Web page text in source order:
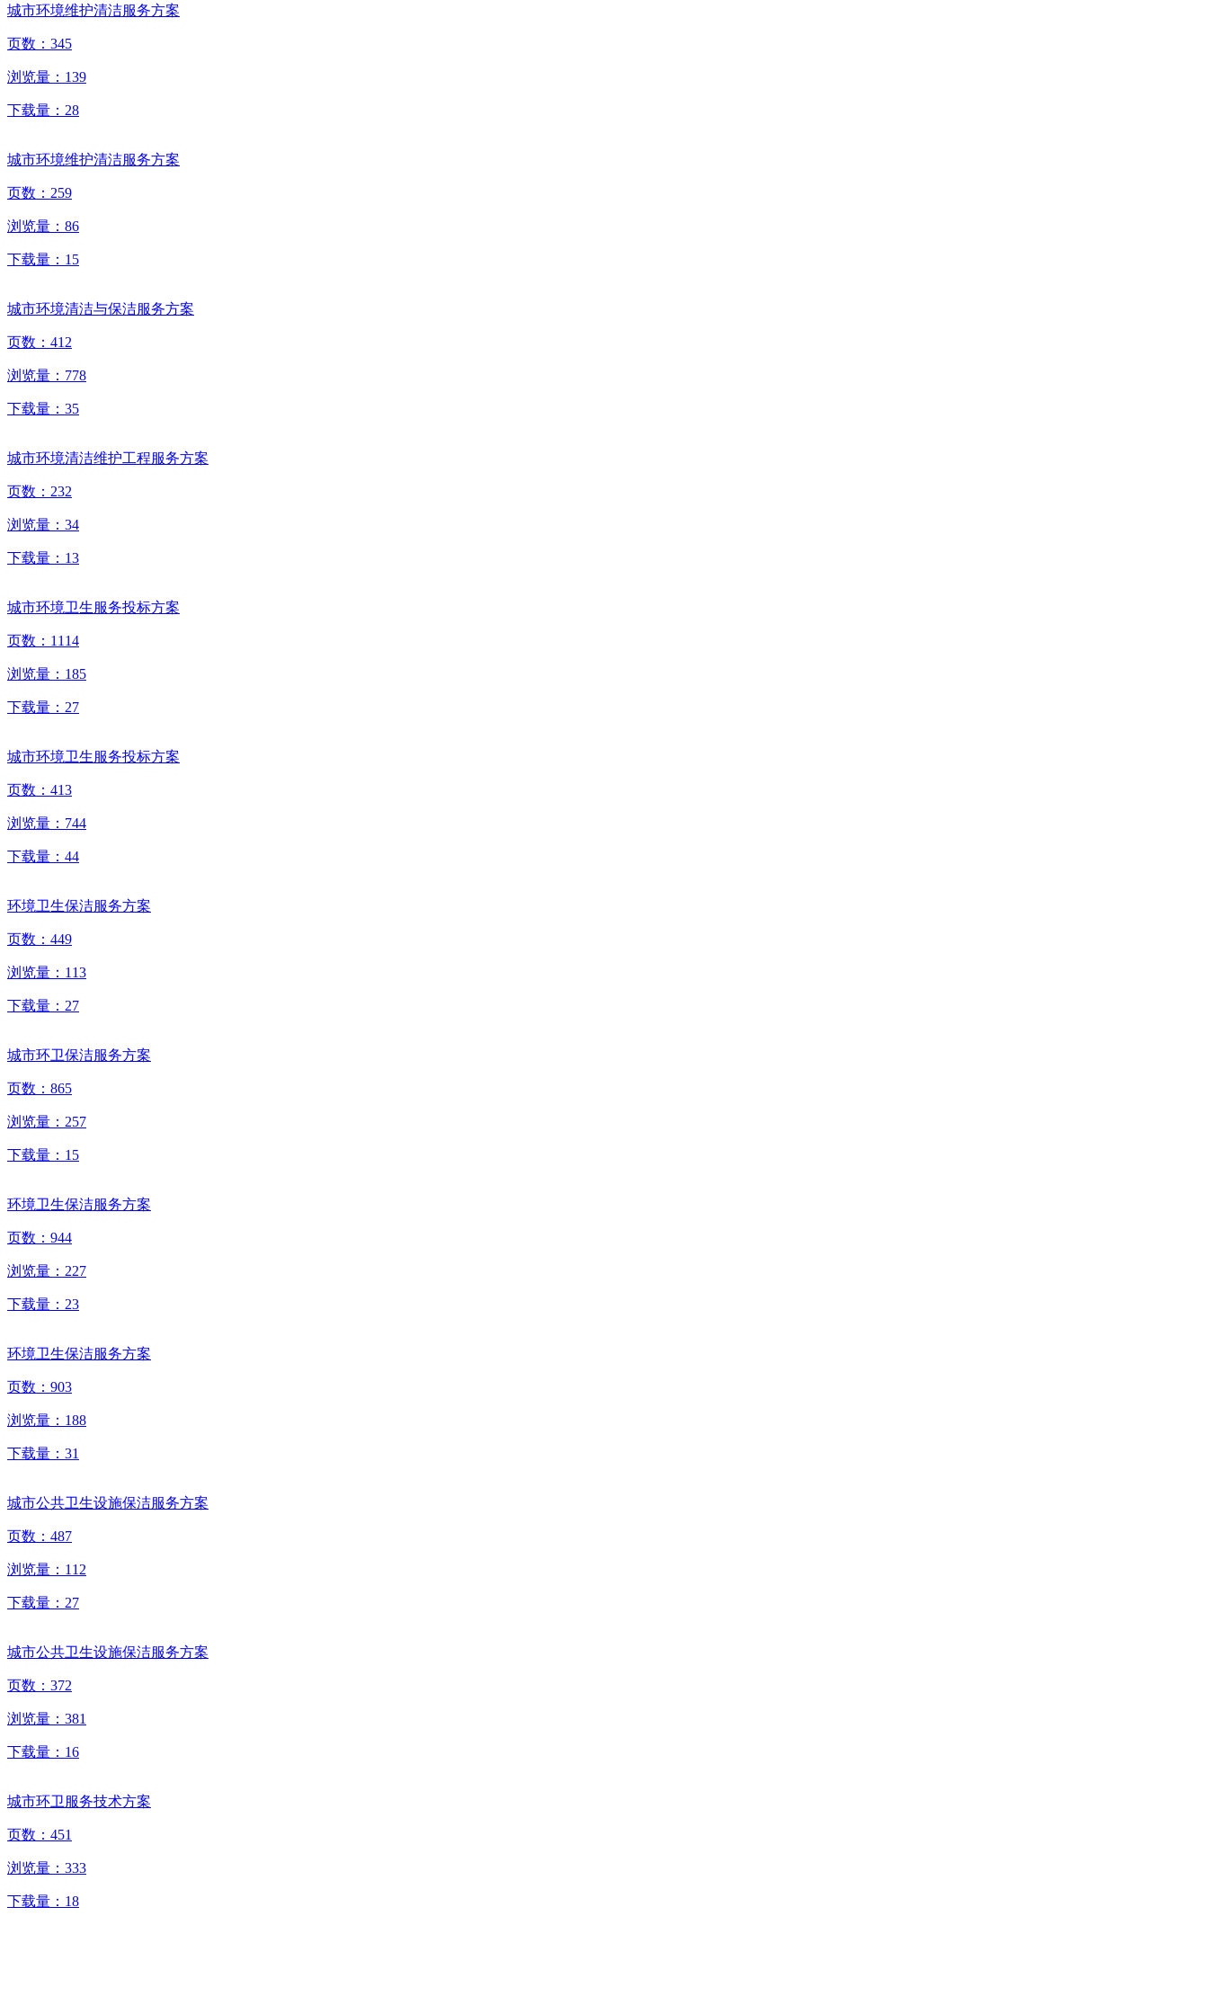
城市环境维护清洁服务方案
页数： 345
浏览量： 139
下载量： 28
城市环境维护清洁服务方案
页数： 259
浏览量： 86
下载量： 15
城市环境清洁与保洁服务方案
页数： 412
浏览量： 778
下载量： 35
城市环境清洁维护工程服务方案
页数： 232
浏览量： 34
下载量： 13
城市环境卫生服务投标方案
页数： 1114
浏览量： 185
下载量： 27
城市环境卫生服务投标方案
页数： 413
浏览量： 744
下载量： 44
环境卫生保洁服务方案
页数： 449
浏览量： 113
下载量： 27
城市环卫保洁服务方案
页数： 865
浏览量： 257
下载量： 15
环境卫生保洁服务方案
页数： 944
浏览量： 227
下载量： 23
环境卫生保洁服务方案
页数： 903
浏览量： 188
下载量： 31
城市公共卫生设施保洁服务方案
页数： 487
浏览量： 112
下载量： 27
城市公共卫生设施保洁服务方案
页数： 372
浏览量： 381
下载量： 16
城市环卫服务技术方案
页数： 451
浏览量： 333
下载量： 18